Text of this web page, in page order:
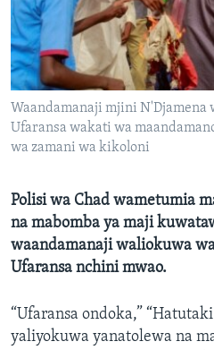
Waandamanaji mjini N'Djamena
Ufaransa wakati wa
wa zamani wa kikoloni
Polisi wa Chad wametumia
na mabomba ya maji
waandamanaji waliokuwa
Ufaransa nchini mwao.
“Ufaransa ondoka,”
yaliyokuwa yanatolewa na